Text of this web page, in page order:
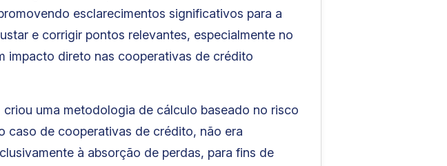
esclarecimentos significativos para a
e corrigir pontos relevantes, especialmente no
impacto direto nas cooperativas de crédito
uma metodologia de cálculo baseado no risco
caso de cooperativas de crédito, não era
à absorção de perdas, para fins de